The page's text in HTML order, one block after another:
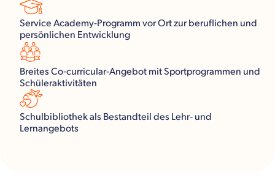
Service Academy-Programm vor Ort zur beruflichen und
persönlichen Entwicklung
Breites Co‑curricular-Angebot mit Sportprogrammen und
Schüleraktivitäten
Schulbibliothek als Bestandteil des Lehr‑ und
Lernangebots